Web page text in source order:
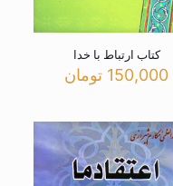
کتاب ارتباط با خدا
150,000 تومان